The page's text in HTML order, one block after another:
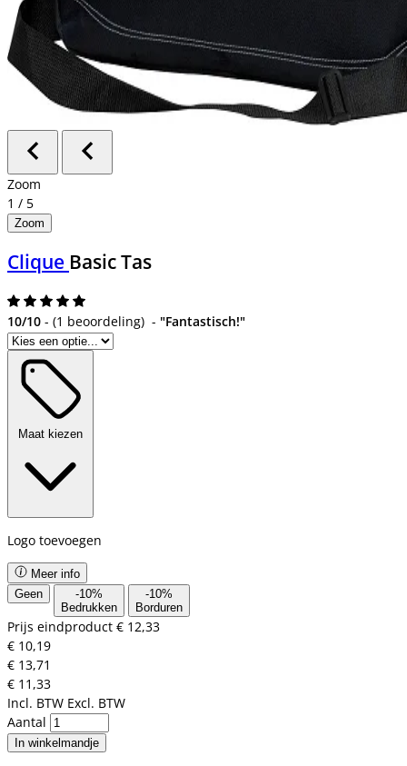
Zoom
1 / 5
Zoom
Clique Basic Tas
10/10 - (1 beoordeling) - "Fantastisch!"
Maat kiezen
Logo toevoegen
Meer info
Geen
-10%
Bedrukken
-10%
Borduren
Prijs eindproduct € 12,33
€ 10,19
€ 13,71
€ 11,33
Incl. BTW Excl. BTW
Aantal
In winkelmandje